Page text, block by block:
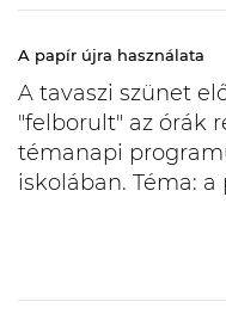
A papír újra használata
A tavaszi szünet
"felborult" az órák
témanapi
iskolában. Téma: